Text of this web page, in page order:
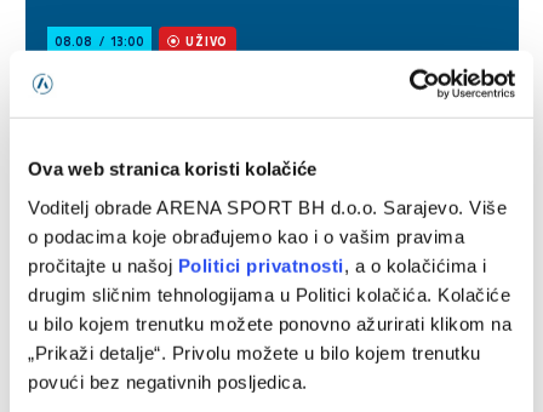
Ova web stranica koristi kolačiće
Voditelj obrade ARENA SPORT BH d.o.o. Sarajevo. Više
o podacima koje obrađujemo kao i o vašim pravima
pročitajte u našoj Politici privatnosti, a o kolačićima i
drugim sličnim tehnologijama u Politici kolačića. Kolačiće
u bilo kojem trenutku možete ponovno ažurirati klikom na
„Prikaži detalje“. Privolu možete u bilo kojem trenutku
povući bez negativnih posljedica.